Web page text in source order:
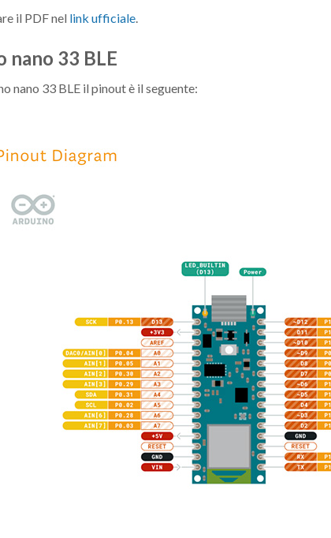
il PDF nel link ufficiale.
nano 33 BLE
nano 33 BLE il pinout è il seguente: